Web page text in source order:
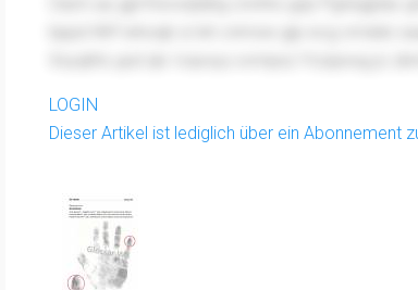
LOGIN
Dieser Artikel ist lediglich über ein Abonnement